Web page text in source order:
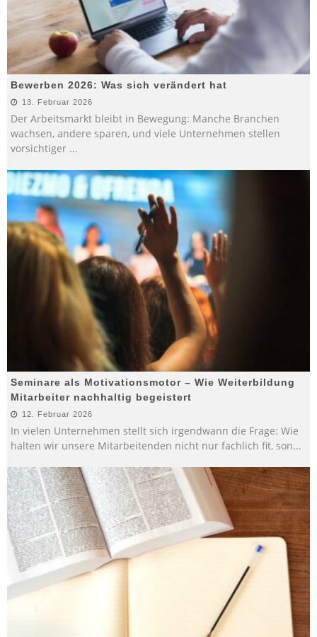
Bewerben 2026: Was sich verändert hat
13. Februar 2026
Der Arbeitsmarkt bleibt in Bewegung: Manche Branchen
wachsen, andere sparen, und viele Unternehmen stellen
vorsichtiger ...
Seminare als Motivationsmotor – Wie Weiterbildung
Mitarbeiter nachhaltig begeistert
12. Februar 2026
In vielen Unternehmen stellt sich irgendwann die Frage: Wie
halten wir unsere Mitarbeitenden nicht nur fachlich fit, son...